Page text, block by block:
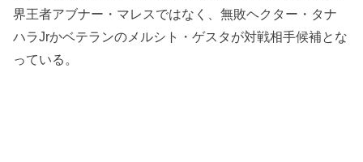
界王者アブナー・マレスではなく、無敗ヘクター・タナ
ハラJrかベテランのメルシト・ゲスタが対戦相手候補とな
っている。